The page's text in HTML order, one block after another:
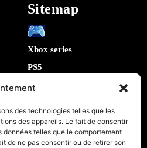
des technologies telles que les
des appareils. Le fait de consentir
telles que le comportement
de ne pas consentir ou de retirer son
Sitemap
Xbox series
PS5
Switch
IA
Robotique